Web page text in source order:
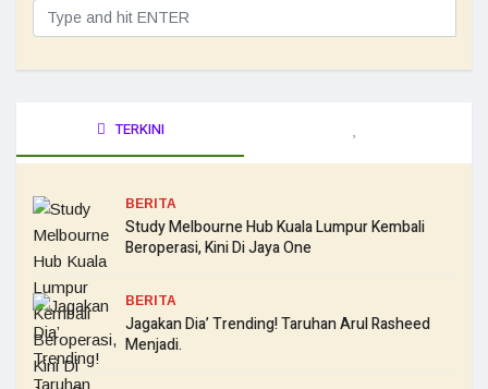
TERKINI
BERITA
Study Melbourne Hub Kuala Lumpur Kembali
Beroperasi, Kini Di Jaya One
BERITA
Jagakan Dia’ Trending! Taruhan Arul Rasheed
Menjadi.